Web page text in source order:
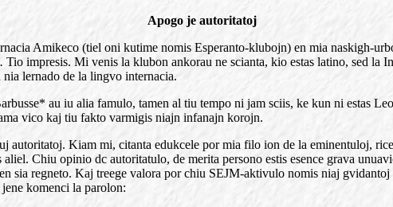
Apogo je autoritatoj
Amikeco (tiel oni kutime nomis Esperanto-klubojn) en mia naskigh-
Tio impresis. Mi venis la klubon ankorau ne scianta, kio estas latino, sed la
lernado de la lingvo internacia.
au iu alia famulo, tamen al tiu tempo ni jam sciis, ke kun ni estas
vico kaj tiu fakto varmigis niajn infanajn korojn.
autoritatoj. Kiam mi, citanta edukcele por mia filo ion de la eminentuloj,
Chiu opinio dc autoritatulo, de merita persono estis esence grava
sia regneto. Kaj treege valora por chiu SEJM-aktivulo nomis niaj
komenci la parolon: